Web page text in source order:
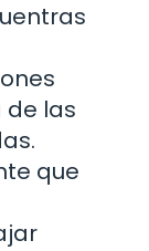
de las
que